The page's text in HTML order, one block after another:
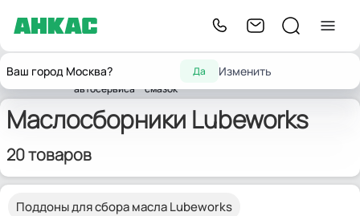
Ваш город Москва? Да Изменить
Главнаядля
автосервиса
замены масел и
смазок
Маслосборники
Маслосборники Lubeworks
20 товаров
Поддоны для сбора масла Lubeworks